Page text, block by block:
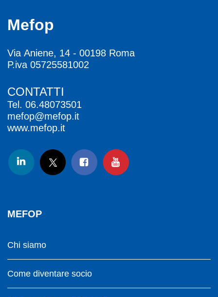
Mefop
Via Aniene, 14 - 00198 Roma
P.iva 05725581002
CONTATTI
Tel. 06.48073501
mefop@mefop.it
www.mefop.it
MEFOP
Chi siamo
Come diventare socio